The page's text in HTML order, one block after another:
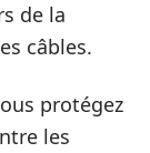
de la
câbles.
protégez
les